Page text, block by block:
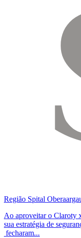
Região Spital
Ao aproveitar o Claroty
sua estratégia de
fecharam...